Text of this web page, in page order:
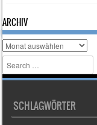
ARCHIV
Archiv
Search
SCHLAGWÖRTER